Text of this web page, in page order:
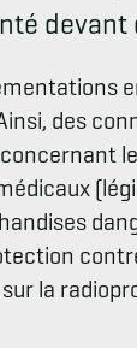
devant
des
concernant
la